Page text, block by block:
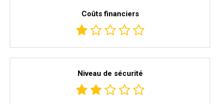
Coûts financiers
Niveau de sécurité